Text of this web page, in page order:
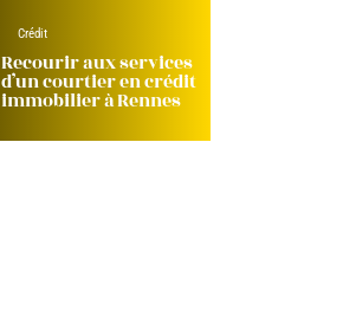
Crédit
Recourir aux services
d’un courtier en crédit
immobilier à Rennes